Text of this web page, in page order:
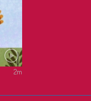
2m